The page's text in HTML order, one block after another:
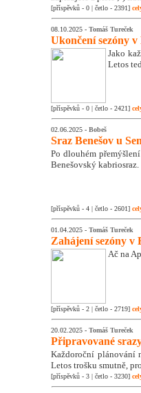
[příspěvků - 0 | četlo - 2391]
08.10.2025 - Tomáš Tureček
Ukončení sezóny v
Jako
Letos
[příspěvků - 0 | četlo - 2421]
02.06.2025 - Bobeš
Sraz Benešov u
Po dlouhém
Benešovský kabriosraz.
[příspěvků - 4 | četlo - 2601]
01.04.2025 - Tomáš Tureček
Zahájení sezóny v
Ač na
[příspěvků - 2 | četlo - 2719]
20.02.2025 - Tomáš Tureček
Připravované
Každoroční plánování
Letos trošku smutně,
[příspěvků - 3 | četlo - 3230]